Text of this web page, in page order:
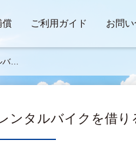
償 ご利用ガイド お問
イ
ンタルバイクを借り